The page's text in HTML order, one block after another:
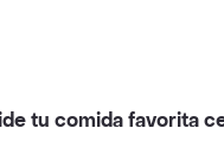
tu comida favorita